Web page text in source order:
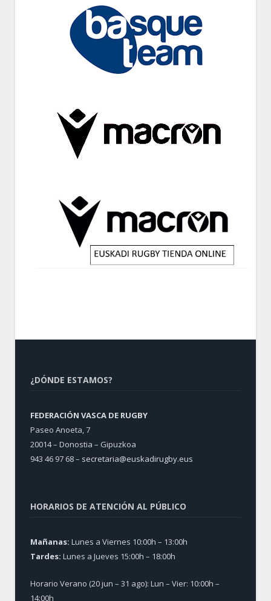
¿DÓNDE ESTAMOS?
FEDERACIÓN VASCA DE RUGBY
Paseo Anoeta, 7
20014 – Donostia – Gipuzkoa
943 46 97 68 – secretaria@euskadirugby.eus
HORARIOS DE ATENCIÓN AL PÚBLICO
Mañanas: Lunes a Viernes 10:00h – 13:00h
Tardes: Lunes a Jueves 15:00h – 18:00h
Horario Verano (20 jun – 31 ago): Lun – Vier: 10:00h –
14:00h